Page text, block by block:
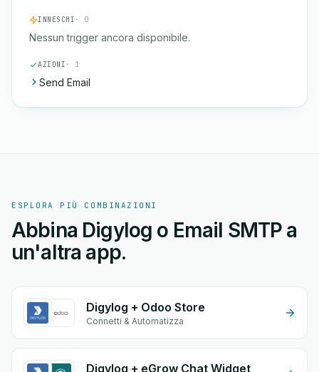
INNESCHI · 0
Nessun trigger ancora disponibile.
AZIONI · 1
Send Email
ESPLORA PIÙ COMBINAZIONI
Abbina Digylog o Email SMTP a
un'altra app.
Digylog + Odoo Store
Connetti & Automatizza
Digylog + eGrow Chat Widget